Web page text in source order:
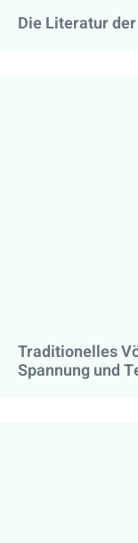
Die Literatur
Traditionelles
Spannung und